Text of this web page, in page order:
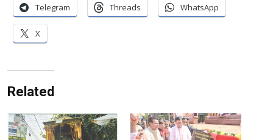
Telegram Threads WhatsApp
X
Related